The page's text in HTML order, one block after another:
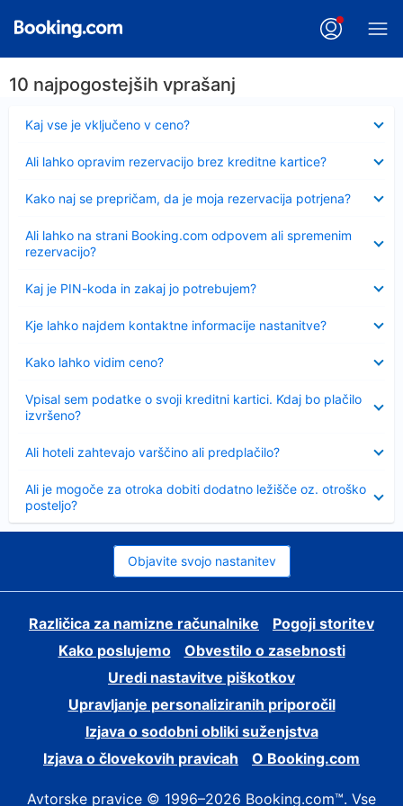
10 najpogostejših vprašanj
Kaj vse je vključeno v ceno?
Ali lahko opravim rezervacijo brez kreditne kartice?
Kako naj se prepričam, da je moja rezervacija potrjena?
Ali lahko na strani Booking.com odpovem ali spremenim
rezervacijo?
Kaj je PIN-koda in zakaj jo potrebujem?
Kje lahko najdem kontaktne informacije nastanitve?
Kako lahko vidim ceno?
Vpisal sem podatke o svoji kreditni kartici. Kdaj bo plačilo
izvršeno?
Ali hoteli zahtevajo varščino ali predplačilo?
Ali je mogoče za otroka dobiti dodatno ležišče oz. otroško
posteljo?
Objavite svojo nastanitev
Različica za namizne računalnike
Pogoji storitev
Kako poslujemo
Obvestilo o zasebnosti
Uredi nastavitve piškotkov
Upravljanje personaliziranih priporočil
Izjava o sodobni obliki suženjstva
Izjava o človekovih pravicah
O Booking.com
Avtorske pravice © 1996–2026 Booking.com™. Vse